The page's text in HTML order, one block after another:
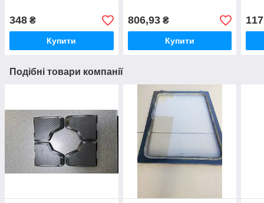
348 ₴
Купити
806,93₴
Купити
Подібні товари компанії